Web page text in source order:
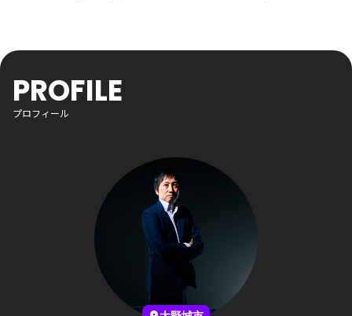
PROFILE
プロフィール